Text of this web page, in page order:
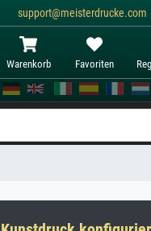
Warenkorb Favoriten